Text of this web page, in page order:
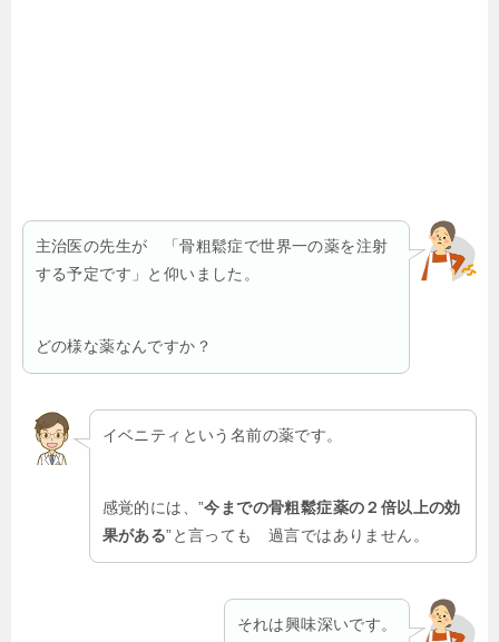
主治医の先生が 「骨粗鬆症で世界一の薬を注射
する予定です」と仰いました。
どの様な薬なんですか？
イベニティ という名前の薬です。
感覚的には、”今までの骨粗鬆症薬の２倍以上の効
果がある”と言っても 過言ではありません。
それは興味深いです。